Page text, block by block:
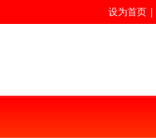
设为首页